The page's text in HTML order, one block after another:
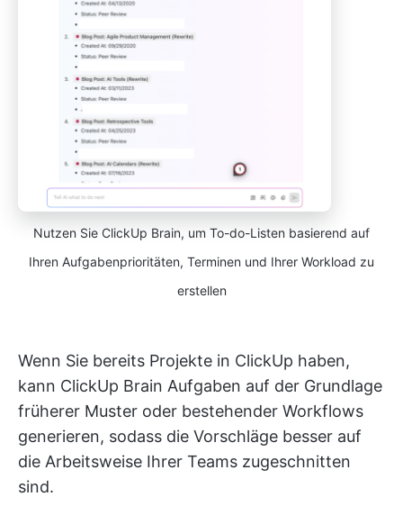
Nutzen Sie ClickUp Brain, um To-do-Listen basierend auf
Ihren Aufgabenprioritäten, Terminen und Ihrer Workload zu
erstellen
Wenn Sie bereits Projekte in ClickUp haben,
kann ClickUp Brain Aufgaben auf der Grundlage
früherer Muster oder bestehender Workflows
generieren, sodass die Vorschläge besser auf
die Arbeitsweise Ihrer Teams zugeschnitten
sind.